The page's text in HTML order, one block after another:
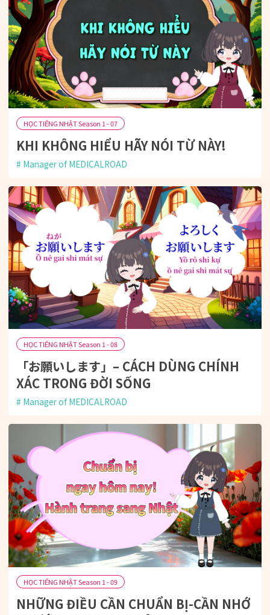
HỌC TIẾNG NHẬT Season 1 - 07
KHI KHÔNG HIỂU HÃY NÓI TỪ NÀY!
Manager of MEDICALROAD
HỌC TIẾNG NHẬT Season 1 - 08
「お願いします」– CÁCH DÙNG CHÍNH
XÁC TRONG ĐỜI SỐNG
Manager of MEDICALROAD
HỌC TIẾNG NHẬT Season 1 - 09
NHỮNG ĐIỀU CẦN CHUẨN BỊ-CẦN NHỚ